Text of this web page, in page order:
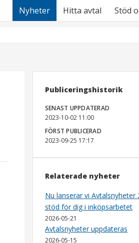
Nyheter Hitta avtal Stöd
Publiceringshistorik
SENAST UPPDATERAD
2023-10-02 11:00
FÖRST PUBLICERAD
2023-09-25 17:17
Relaterade nyheter
Nu lanserar vi Avtalsnyheter
stöd för dig i inköpsarbetet
2026-05-21
Avtalsnyheter uppdateras
2026-05-15